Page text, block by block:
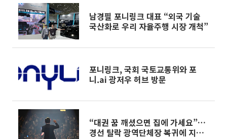
남경필 포니링크 대표 “외국 기술
국산화로 우리 자율주행 시장 개척”
포니링크, 국회 국토교통위와 포
니.ai 광저우 허브 방문
“대권 꿈 깨셨으면 집에 가세요”…
경선 탈락 광역단체장 복귀에 지역